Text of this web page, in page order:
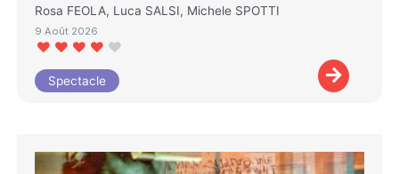
Rosa FEOLA, Luca SALSI, Michele SPOTTI
9 Août 2026
Spectacle